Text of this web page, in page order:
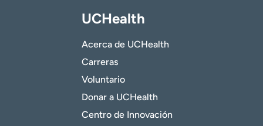
UCHealth
Acerca de UCHealth
Carreras
Voluntario
Donar a UCHealth
Centro de Innovación